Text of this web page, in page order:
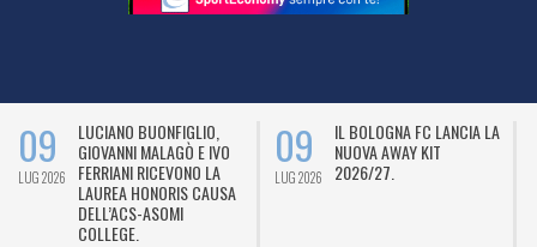
09
LUG 2026
LUCIANO BUONFIGLIO,
GIOVANNI MALAGÒ E IVO
FERRIANI RICEVONO LA
LAUREA HONORIS CAUSA
DELL’ACS-ASOMI
COLLEGE.
09
LUG 2026
IL BOLOGNA FC LANCIA LA
NUOVA AWAY KIT
2026/27.